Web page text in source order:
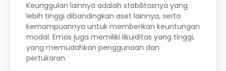
Keunggulan lainnya adalah stabilitasnya yang
lebih tinggi dibandingkan aset lainnya, serta
kemampuannya untuk memberikan keuntungan
modal. Emas juga memiliki likuiditas yang tinggi,
yang memudahkan penggunaan dan
pertukaran.